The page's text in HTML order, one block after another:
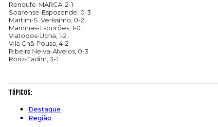
Rendufe-MARCA, 2-1
Soarense-Esposende, 0-3
Martim-S. Veríssimo, 0-2
Marinhas-Esporões, 1-0
Viatodos-Ucha, 1-2
Vila Chã-Pousa, 4-2
Ribeira Neiva-Alvelos, 0-3
Roriz-Tadim, 3-1
Tópicos:
Destaque
Região